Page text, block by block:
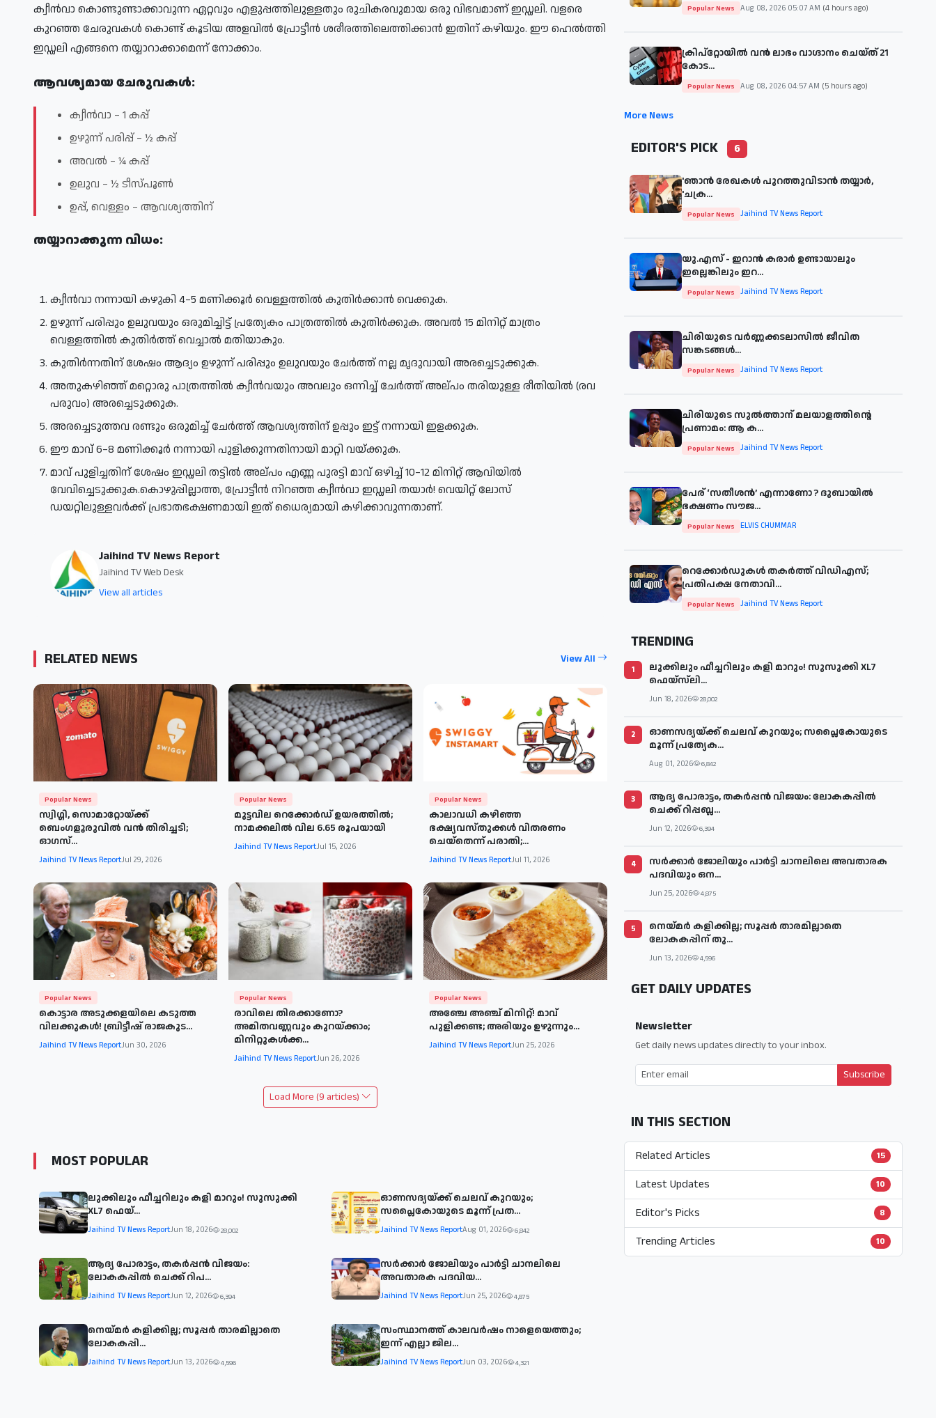
ക്വീൻവാ കൊണ്ടുണ്ടാക്കാവുന്ന ഏറ്റവും എളുപ്പത്തിലുള്ളതും രുചികരവുമായ ഒരു വിഭവമാണ് ഇഡ്ഡലി. വളരെ
കുറഞ്ഞ ചേരുവകൾ കൊണ്ട് കൂടിയ അളവിൽ പ്രോട്ടീൻ ശരീരത്തിലെത്തിക്കാൻ ഇതിന് കഴിയും. ഈ ഹെൽത്തി
ഇഡ്ഡലി എങ്ങനെ തയ്യാറാക്കാമെന്ന് നോക്കാം.
ആവശ്യമായ ചേരുവകൾ:
ക്വീൻവാ – 1 കപ്പ്
ഉഴുന്ന് പരിപ്പ് – ½ കപ്പ്
അവൽ – ¼ കപ്പ്
ഉലുവ – ½ ടീസ്പൂൺ
ഉപ്പ്, വെള്ളം – ആവശ്യത്തിന്
തയ്യാറാക്കുന്ന വിധം:
ക്വീൻവാ നന്നായി കഴുകി 4–5 മണിക്കൂർ വെള്ളത്തിൽ കുതിർക്കാൻ വെക്കുക.
ഉഴുന്ന് പരിപ്പും ഉലുവയും ഒരുമിച്ചിട്ട് പ്രത്യേകം പാത്രത്തിൽ കുതിർക്കുക. അവൽ 15 മിനിറ്റ് മാത്രം
വെള്ളത്തിൽ കുതിർത്ത് വെച്ചാൽ മതിയാകും.
കുതിർന്നതിന് ശേഷം ആദ്യം ഉഴുന്ന് പരിപ്പും ഉലുവയും ചേർത്ത് നല്ല മൃദുവായി അരച്ചെടുക്കുക.
അതുകഴിഞ്ഞ് മറ്റൊരു പാത്രത്തിൽ ക്വീൻവയും അവലും ഒന്നിച്ച് ചേർത്ത് അല്പം തരിയുള്ള രീതിയിൽ (രവ
പരുവം) അരച്ചെടുക്കുക.
അരച്ചെടുത്തവ രണ്ടും ഒരുമിച്ച് ചേർത്ത് ആവശ്യത്തിന് ഉപ്പും ഇട്ട് നന്നായി ഇളക്കുക.
ഈ മാവ് 6–8 മണിക്കൂർ നന്നായി പുളിക്കുന്നതിനായി മാറ്റി വയ്ക്കുക.
മാവ് പുളിച്ചതിന് ശേഷം ഇഡ്ഡലി തട്ടിൽ അല്പം എണ്ണ പുരട്ടി മാവ് ഒഴിച്ച് 10–12 മിനിറ്റ് ആവിയിൽ
വേവിച്ചെടുക്കുക.കൊഴുപ്പില്ലാത്ത, പ്രോട്ടീൻ നിറഞ്ഞ ക്വീൻവാ ഇഡ്ഡലി തയാർ! വെയിറ്റ് ലോസ്
ഡയറ്റിലുള്ളവർക്ക് പ്രഭാതഭക്ഷണമായി ഇത് ധൈര്യമായി കഴിക്കാവുന്നതാണ്.
Jaihind TV News Report
Jaihind TV Web Desk
View all articles
RELATED NEWS View All
Popular News
സ്വിഗ്ഗി, സൊമാറ്റോയ്ക്ക്
ബെംഗളൂരുവിൽ വൻ തിരിച്ചടി;
ഓഗസ്...
Jaihind TV News ReportJul 29, 2026
Popular News
മുട്ടവില റെക്കോർഡ് ഉയരത്തിൽ;
നാമക്കലിൽ വില 6.65 രൂപയായി
Jaihind TV News ReportJul 15, 2026
Popular News
കാലാവധി കഴിഞ്ഞ
ഭക്ഷ്യവസ്തുക്കൾ വിതരണം
ചെയ്തെന്ന് പരാതി;...
Jaihind TV News ReportJul 11, 2026
Popular News
കൊട്ടാര അടുക്കളയിലെ കടുത്ത
വിലക്കുകൾ! ബ്രിട്ടീഷ് രാജകുട...
Jaihind TV News ReportJun 30, 2026
Popular News
രാവിലെ തിരക്കാണോ?
അമിതവണ്ണവും കുറയ്ക്കാം;
മിനിറ്റുകൾക്ക...
Jaihind TV News ReportJun 26, 2026
Popular News
അഞ്ചേ അഞ്ച് മിനിറ്റ്! മാവ്
പുളിക്കണ്ട; അരിയും ഉഴുന്നും...
Jaihind TV News ReportJun 25, 2026
Load More (9 articles)
MOST POPULAR
ലുക്കിലും ഫീച്ചറിലും കളി മാറും! സുസുക്കി
XL7 ഫെയ്‌...
Jaihind TV News ReportJun 18, 2026 28,002
ഓണസദ്യയ്ക്ക് ചെലവ് കുറയും;
സപ്ലൈകോയുടെ മൂന്ന് പ്രത...
Jaihind TV News ReportAug 01, 2026 6,842
ആദ്യ പോരാട്ടം, തകർപ്പൻ വിജയം:
ലോകകപ്പിൽ ചെക്ക് റിപ...
Jaihind TV News ReportJun 12, 2026 6,394
സര്‍ക്കാര്‍ ജോലിയും പാര്‍ട്ടി ചാനലിലെ
അവതാരക പദവിയ...
Jaihind TV News ReportJun 25, 2026 4,875
നെയ്മര്‍ കളിക്കില്ല; സൂപ്പര്‍ താരമില്ലാതെ
ലോകകപ്പി...
Jaihind TV News ReportJun 13, 2026 4,596
സംസ്ഥാനത്ത് കാലവര്‍ഷം നാളെയെത്തും;
ഇന്ന് എല്ലാ ജില...
Jaihind TV News ReportJun 03, 2026 4,321
Popular News Aug 08, 2026 05:07 AM (4 hours ago)
ക്രിപ്‌റ്റോയിൽ വൻ ലാഭം വാഗ്ദാനം ചെയ്ത് 21
കോട...
Popular News Aug 08, 2026 04:57 AM (5 hours ago)
More News
EDITOR'S PICK 6
'ഞാന്‍ രേഖകള്‍ പുറത്തുവിടാന്‍ തയ്യാര്‍,
'ചക്ര...
Popular News Jaihind TV News Report
യു.എസ് - ഇറാൻ കരാർ ഉണ്ടായാലും
ഇല്ലെങ്കിലും ഇറ...
Popular News Jaihind TV News Report
ചിരിയുടെ വര്‍ണ്ണക്കടലാസില്‍ ജീവിത
സങ്കടങ്ങള്‍...
Popular News Jaihind TV News Report
ചിരിയുടെ സുൽത്താന് മലയാളത്തിന്റെ
പ്രണാമം: ആ ക...
Popular News Jaihind TV News Report
പേര് ‘സതീശന്‍’ എന്നാണോ ? ദുബായില്‍
ഭക്ഷണം സൗജ...
Popular News ELVIS CHUMMAR
റെക്കോർഡുകൾ തകർത്ത് വിഡിഎസ്;
പ്രതിപക്ഷ നേതാവി...
Popular News Jaihind TV News Report
TRENDING
1
ലുക്കിലും ഫീച്ചറിലും കളി മാറും! സുസുക്കി XL7
ഫെയ്‌സ്‌ലി...
Jun 18, 2026 28,002
2
ഓണസദ്യയ്ക്ക് ചെലവ് കുറയും; സപ്ലൈകോയുടെ
മൂന്ന് പ്രത്യേക...
Aug 01, 2026 6,842
3
ആദ്യ പോരാട്ടം, തകർപ്പൻ വിജയം: ലോകകപ്പിൽ
ചെക്ക് റിപ്പബ്ല...
Jun 12, 2026 6,394
4
സര്‍ക്കാര്‍ ജോലിയും പാര്‍ട്ടി ചാനലിലെ അവതാരക
പദവിയും ഒന...
Jun 25, 2026 4,875
5
നെയ്മര്‍ കളിക്കില്ല; സൂപ്പര്‍ താരമില്ലാതെ
ലോകകപ്പിന് തു...
Jun 13, 2026 4,596
GET DAILY UPDATES
Newsletter
Get daily news updates directly to your inbox.
Subscribe
IN THIS SECTION
Related Articles 15
Latest Updates 10
Editor's Picks 8
Trending Articles 10